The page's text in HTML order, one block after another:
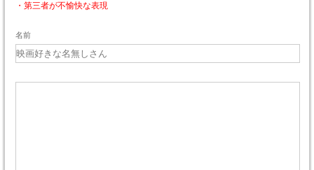
・第三者が不愉快な表現
名前